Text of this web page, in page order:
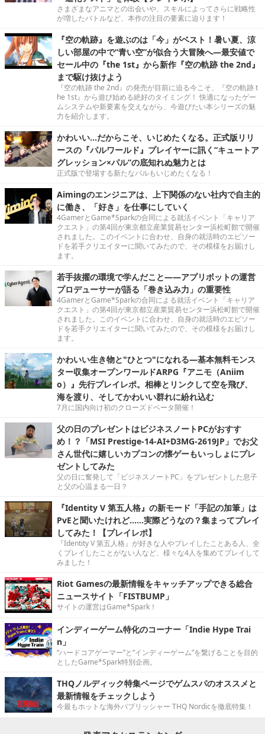
さまざまなアニマとの出会いや、スキルによってさらに戦略性
が増したバトルなど、本作の注目の要素に迫ります！
『空の軌跡』を遊ぶのは「今」がベスト！暑い夏、涼
しい部屋の中で“青い空”が似合う大冒険へ―最安値で
セール中の『the 1st』から新作『空の軌跡 the 2nd』
まで駆け抜けよう
『空の軌跡 the 2nd』の発売が目前に迫る今こそ、『空の軌跡 t
he 1st』から遊び始める絶好のタイミング！ 快適になったゲー
ムシステムや新要素を交えながら、今遊びたい本シリーズの魅
力を紹介します。
かわいい…だからこそ、いじめたくなる。正式版リリ
ースの『パルワールド』プレイヤーに訊く“キュートア
グレッション×パル”の底知れぬ魅力とは
正式版で登場する新たなパルもいじめたくなる！
Aimingのエンジニアは、上下関係のない社内で自主的
に働き、「好き」を仕事にしていく
4GamerとGame*Sparkの合同による就活イベント「キャリア
クエスト」の第4回が東京都立産業貿易センター浜松町館で開催
されました。このイベントに合わせ、自身の就活時のエピソー
ドを若手クリエイターに聞いてみたので、その模様をお届けし
ます。
若手抜擢の環境で学んだこと――アプリボットの運営
プロデューサーが語る「巻き込み力」の重要性
4GamerとGame*Sparkの合同による就活イベント「キャリア
クエスト」の第4回が東京都立産業貿易センター浜松町館で開催
されました。このイベントに合わせ、自身の就活時のエピソー
ドを若手クリエイターに聞いてみたので、その模様をお届けし
ます。
かわいい生き物と"ひとつ"になれる―基本無料モンス
ター収集オープンワールドARPG『アニモ（Aniim
o）』先行プレイレポ。相棒とリンクして空を飛び、
海を渡り、そしてかわいい群れに紛れ込む
7月に国内向け初のクローズドベータ開催！
父の日のプレゼントはビジネスノートPCがおすす
め！？「MSI Prestige-14-AI+D3MG-2619JP」でお父
さん世代に嬉しいカプコンの懐ゲーもいっしょにプレ
ゼントしてみた
父の日に奮発して「ビジネスノートPC」をプレゼントした息子
と父の心温まる一日？
『Identity V 第五人格』の新モード「手記の加筆」は
PvEと聞いたけれど……実際どうなの？集まってプレイ
してみた！【プレイレポ】
『Identity V 第五人格』が好きな人やプレイしたことある人、全
くプレイしたことがない人など、様々な4人を集めてプレイして
みました！
Riot Gamesの最新情報をキャッチアップできる総合
ニュースサイト「FISTBUMP」
サイトの運営はGame*Spark！
インディーゲーム特化のコーナー「Indie Hype Trai
n」
“ハードコアゲーマー”と“インディーゲーム”を繋げることを目的
としたGame*Spark特別企画。
THQノルディック特集ページでゲムスパのオススメと
最新情報をチェックしよう
今最もホットな海外パブリッシャー THQ Nordicを徹底特集！